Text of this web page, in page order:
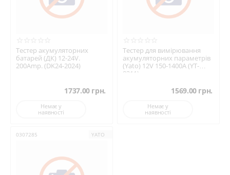
Тестер акумуляторних
батарей (ДК) 12-24V.
200Amp. (DK24-2024)
1737.00 грн.
Немає у
наявності
Тестер для вимірювання
акумуляторних параметрів
(Yato) 12V 150-1400A (YT-
8311)
1569.00 грн.
Немає у
наявності
0307285 YATO